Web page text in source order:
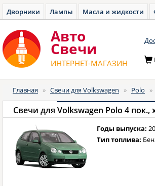
Дворники Лампы Масла и жидкости
Авто
Cвечи
ИНТЕРНЕТ-МАГАЗИН
Главная » Свечи для Volkswagen » Polo »
Свечи для Volkswagen Polo 4 пок.,
Годы выпуска:
Тип топлива: